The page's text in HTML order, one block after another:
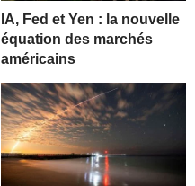
IA, Fed et Yen : la nouvelle
équation des marchés
américains